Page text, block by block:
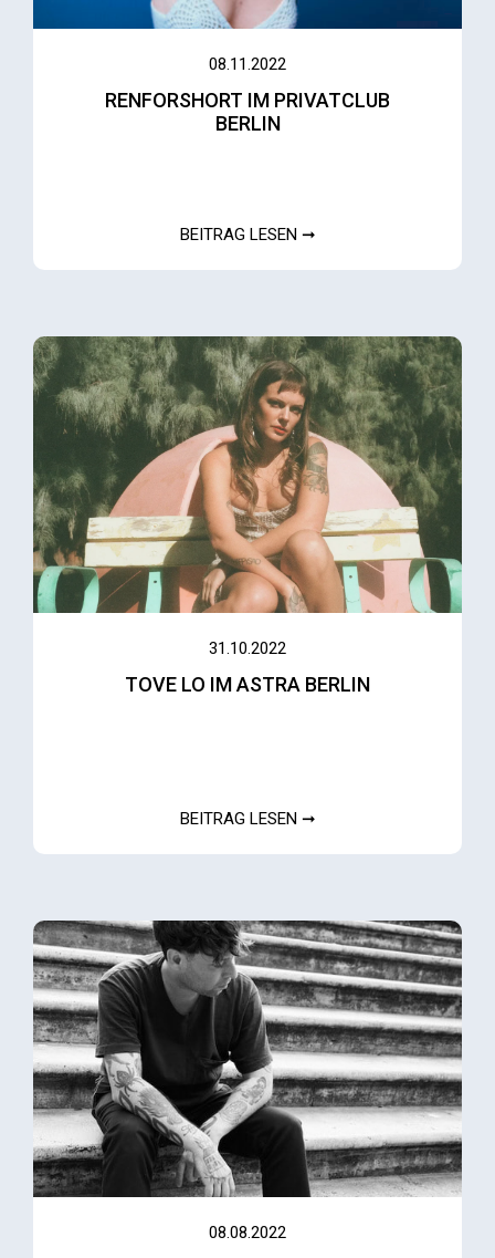
08.11.2022
RENFORSHORT IM PRIVATCLUB
BERLIN
BEITRAG LESEN ➞
31.10.2022
TOVE LO IM ASTRA BERLIN
BEITRAG LESEN ➞
08.08.2022